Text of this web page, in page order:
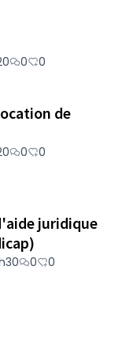
0 0
de
0 0
juridique
0 0